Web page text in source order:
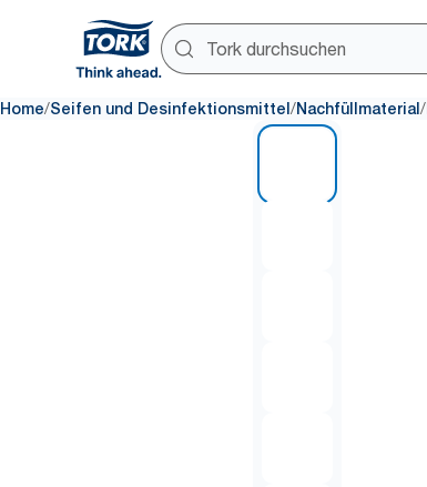
Home/Seifen und Desinfektionsmittel /Nachfüllmaterial/